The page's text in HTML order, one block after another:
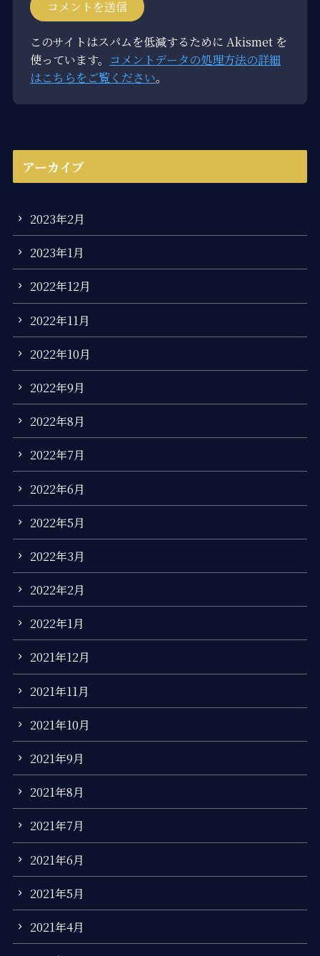
このサイトはスパムを低減するために Akismet を
使っています。 コメントデータの処理方法の詳細
はこちらをご覧ください。
アーカイブ
2023年2月
2023年1月
2022年12月
2022年11月
2022年10月
2022年9月
2022年8月
2022年7月
2022年6月
2022年5月
2022年3月
2022年2月
2022年1月
2021年12月
2021年11月
2021年10月
2021年9月
2021年8月
2021年7月
2021年6月
2021年5月
2021年4月